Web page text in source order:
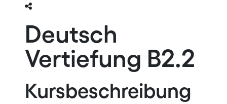
Deutsch
Vertiefung B2.2
Kursbeschreibung